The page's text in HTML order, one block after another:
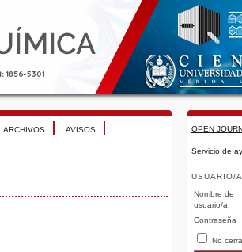
OPEN
Servicio de
USUARIO/A
Nombre de
usuario/a
Contraseña
No
ARCHIVOS AVISOS